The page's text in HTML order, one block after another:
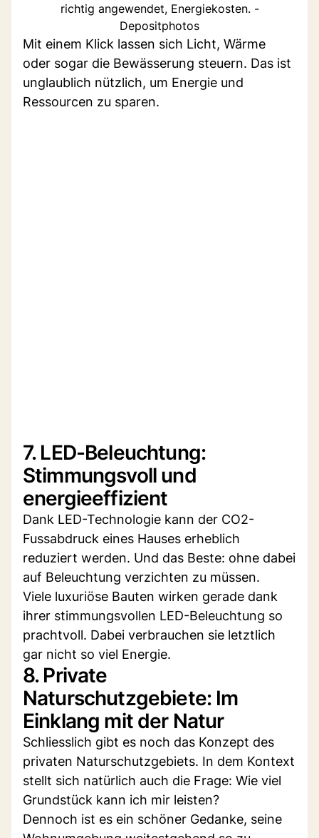
richtig angewendet, Energiekosten. -
Depositphotos
Mit einem Klick lassen sich Licht, Wärme
oder sogar die Bewässerung steuern. Das ist
unglaublich nützlich, um Energie und
Ressourcen zu sparen.
7. LED-Beleuchtung:
Stimmungsvoll und
energieeffizient
Dank LED-Technologie kann der CO2-
Fussabdruck eines Hauses erheblich
reduziert werden. Und das Beste: ohne dabei
auf Beleuchtung verzichten zu müssen.
Viele luxuriöse Bauten wirken gerade dank
ihrer stimmungsvollen LED-Beleuchtung so
prachtvoll. Dabei verbrauchen sie letztlich
gar nicht so viel Energie.
8. Private
Naturschutzgebiete: Im
Einklang mit der Natur
Schliesslich gibt es noch das Konzept des
privaten Naturschutzgebiets. In dem Kontext
stellt sich natürlich auch die Frage: Wie viel
Grundstück kann ich mir leisten?
Dennoch ist es ein schöner Gedanke, seine